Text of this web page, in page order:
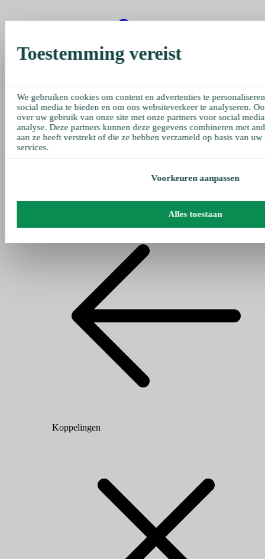
Koppelingen
Toestemming vereist
We gebruiken cookies om content en advertenties te
social media te bieden en om ons websiteverkeer te analyseren.
over uw gebruik van onze site met onze partners voor social
analyse. Deze partners kunnen deze gegevens combineren met
aan ze heeft verstrekt of die ze hebben verzameld op basis van
services.
Voorkeuren aanpassen
Alles toestaan